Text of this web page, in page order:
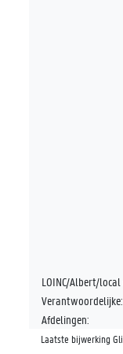
LOINC/Albert/local
Verantwoordelijke:
Afdelingen:
Laatste bijwerking